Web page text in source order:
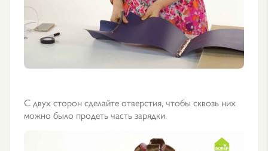
С двух сторон сделайте отверстия, чтобы сквозь них
можно было продеть часть зарядки.